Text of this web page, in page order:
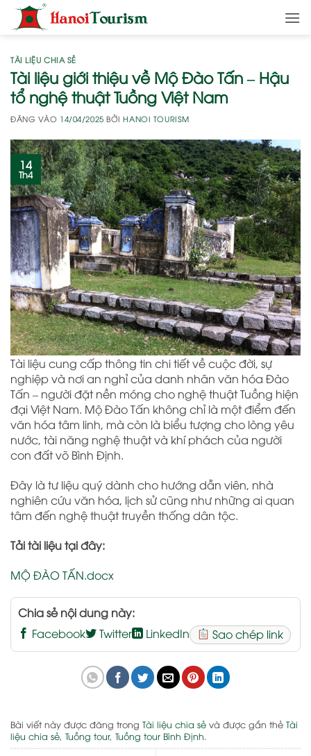
qua
dungTÀI LIỆU CHIA SẺ
Tài liệu giới thiệu về Mộ Đào Tấn – Hậu
tổ nghệ thuật Tuồng Việt Nam
ĐĂNG VÀO 14/04/2025 BỞIHANOI TOURISM
14
Th4
Tài liệu cung cấp thông tin chi tiết về cuộc đời, sự
nghiệp và nơi an nghỉ của danh nhân văn hóa Đào
Tấn – người đặt nền móng cho nghệ thuật Tuồng hiện
đại Việt Nam. Mộ Đào Tấn không chỉ là một điểm đến
văn hóa tâm linh, mà còn là biểu tượng cho lòng yêu
nước, tài năng nghệ thuật và khí phách của người
con đất võ Bình Định.
Đây là tư liệu quý dành cho hướng dẫn viên, nhà
nghiên cứu văn hóa, lịch sử cũng như những ai quan
tâm đến nghệ thuật truyền thống dân tộc.
Tải tài liệu tại đây:
MỘ ĐÀO TẤN.docx
Chia sẻ nội dung này:
Facebook
Twitter LinkedIn Sao chép link
Bài viết này được đăng trong Tài liệu chia sẻ và được gắn thẻ Tài
liệu chia sẻ, Tuồng tour, Tuồng tour Bình Định.